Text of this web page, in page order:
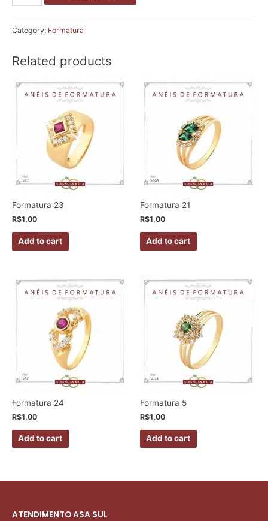
Category: Formatura
Related products
Formatura 23
R$1,00
Add to cart
Formatura 21
R$1,00
Add to cart
Formatura 24
R$1,00
Add to cart
Formatura 5
R$1,00
Add to cart
ATENDIMENTO ASA SUL